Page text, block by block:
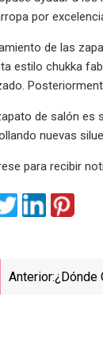
por
de las
estilo chukka
de salón es
nuevas
para recibir
Anterior:¿Dónde